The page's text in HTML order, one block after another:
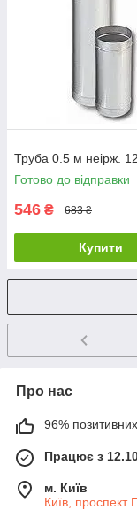
Труба 0.5 м неірж.
Готово до відправки
546 ₴ 683 ₴
Купити
Про нас
96% позитивних
Працює з
м. Київ
Київ, проспект